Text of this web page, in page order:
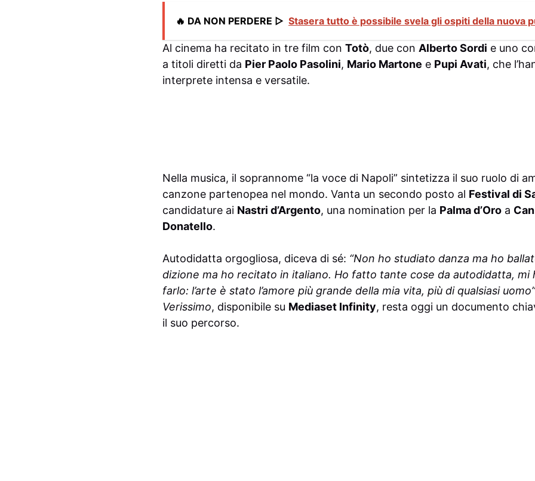
🔥 DA NON PERDERE ▷ Stasera tutto è possibile svela gli ospiti della nuova
Al cinema ha recitato in tre film con Totò, due con Alberto Sordi e uno
a titoli diretti da Pier Paolo Pasolini, Mario Martone e Pupi Avati, che
interprete intensa e versatile.
Nella musica, il soprannome “la voce di Napoli” sintetizza il suo ruolo di
canzone partenopea nel mondo. Vanta un secondo posto al Festival di
candidature ai Nastri d’Argento, una nomination per la Palma d’Oro a
Donatello.
Autodidatta orgogliosa, diceva di sé: “Non ho studiato danza ma ho
dizione ma ho recitato in italiano. Ho fatto tante cose da autodidatta, mi
farlo: l’arte è stato l’amore più grande della mia vita, più di qualsiasi uomo”
Verissimo, disponibile su Mediaset Infinity, resta oggi un documento
il suo percorso.